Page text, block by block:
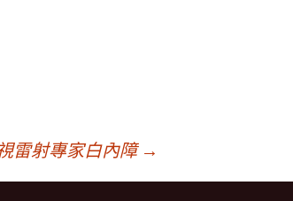
雷射專家白內障 →